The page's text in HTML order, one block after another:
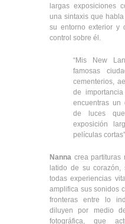
largas exposiciones
una sintaxis que
su entorno exterior y
control sobre él.
“Mis New
famosas
cementerios,
de
encuentras un
de luces
exposición
películas
Nanna crea partituras
latido de su corazón,
todas experiencias
amplifica sus sonidos
fronteras entre lo
diluyen por medio
fotográfica, que